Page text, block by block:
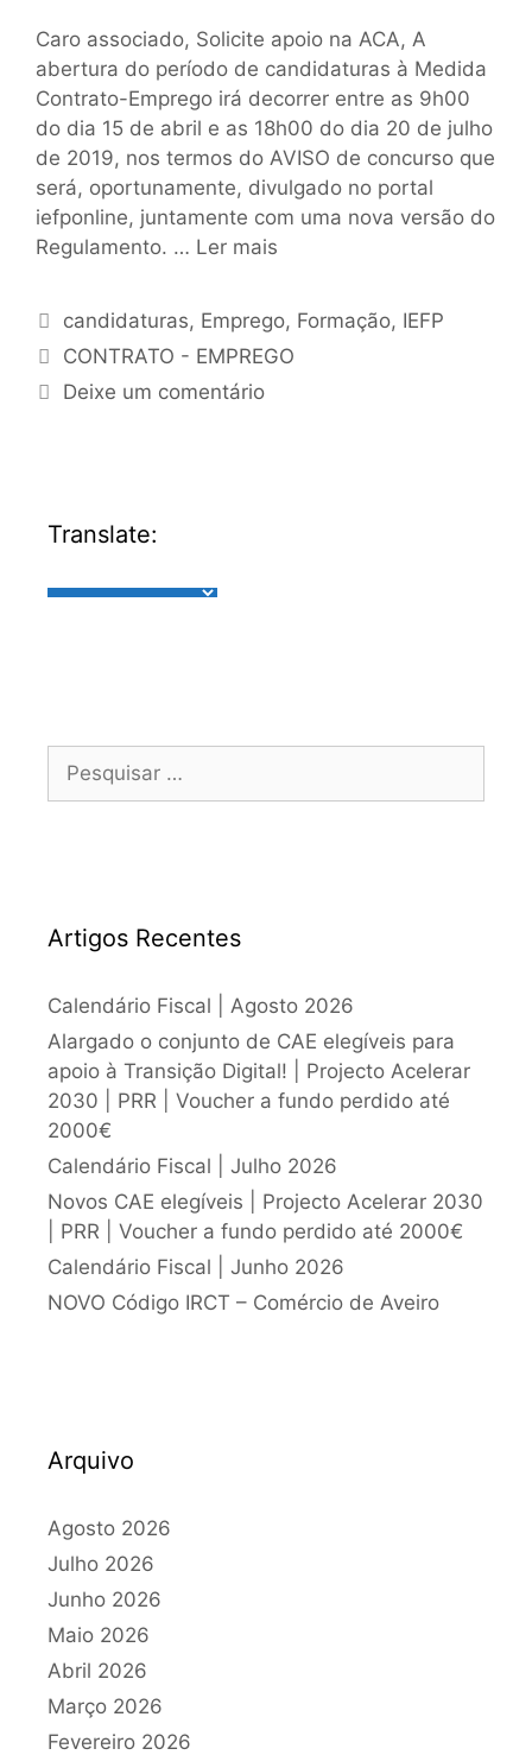
Caro associado, Solicite apoio na ACA, A
abertura do período de candidaturas à Medida
Contrato-Emprego irá decorrer entre as 9h00
do dia 15 de abril e as 18h00 do dia 20 de julho
de 2019, nos termos do AVISO de concurso que
será, oportunamente, divulgado no portal
iefponline, juntamente com uma nova versão do
Regulamento. … Ler mais
candidaturas, Emprego, Formação, IEFP
CONTRATO - EMPREGO
Deixe um comentário
Translate:
Artigos Recentes
Calendário Fiscal | Agosto 2026
Alargado o conjunto de CAE elegíveis para
apoio à Transição Digital! | Projecto Acelerar
2030 | PRR | Voucher a fundo perdido até
2000€
Calendário Fiscal | Julho 2026
Novos CAE elegíveis | Projecto Acelerar 2030
| PRR | Voucher a fundo perdido até 2000€
Calendário Fiscal | Junho 2026
NOVO Código IRCT – Comércio de Aveiro
Arquivo
Agosto 2026
Julho 2026
Junho 2026
Maio 2026
Abril 2026
Março 2026
Fevereiro 2026